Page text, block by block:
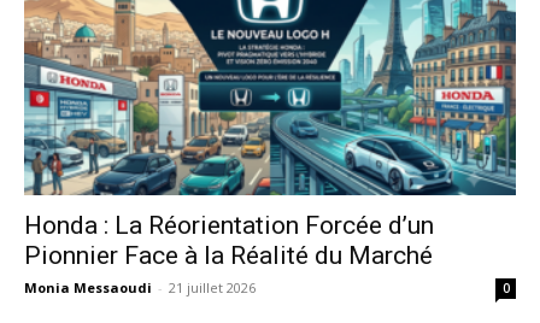
Honda : La Réorientation Forcée d’un
Pionnier Face à la Réalité du Marché
Monia Messaoudi - 21 juillet 2026 0